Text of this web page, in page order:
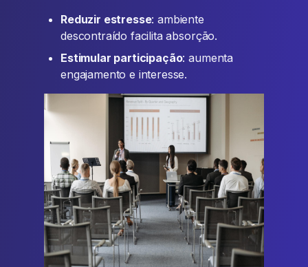
Reduzir estresse: ambiente
descontraído facilita absorção.
Estimular participação: aumenta
engajamento e interesse.